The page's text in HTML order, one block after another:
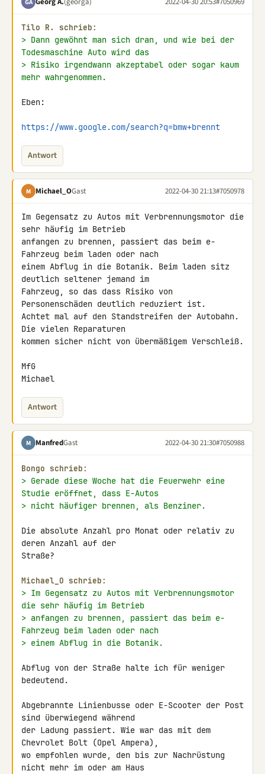
GA
Tilo R. schrieb:
> Dann gewöhnt man sich dran, und wie bei der
Todesmaschine Auto wird das
> Risiko irgendwann akzeptabel oder sogar kaum
mehr wahrgenommen.
Eben:
https://www.google.com/search?q=bmw+brennt
Antwort
M Michael_OGast 2022-04-30 21:13#7050978
Im Gegensatz zu Autos mit Verbrennungsmotor die
sehr häufig im Betrieb
anfangen zu brennen, passiert das beim e-
Fahrzeug beim laden oder nach
einem Abflug in die Botanik. Beim laden sitz
deutlich seltener jemand im
Fahrzeug, so das dass Risiko von
Personenschäden deutlich reduziert ist.
Achtet mal auf den Standstreifen der Autobahn.
Die vielen Reparaturen
kommen sicher nicht von übermäßigem Verschleiß.
MfG
Michael
Antwort
M ManfredGast 2022-04-30 21:30#7050988
Bongo schrieb:
> Gerade diese Woche hat die Feuerwehr eine
Studie eröffnet, dass E-Autos
> nicht häufiger brennen, als Benziner.
Die absolute Anzahl pro Monat oder relativ zu
deren Anzahl auf der
Straße?
Michael_O schrieb:
> Im Gegensatz zu Autos mit Verbrennungsmotor
die sehr häufig im Betrieb
> anfangen zu brennen, passiert das beim e-
Fahrzeug beim laden oder nach
> einem Abflug in die Botanik.
Abflug von der Straße halte ich für weniger
bedeutend.
Abgebrannte Linienbusse oder E-Scooter der Post
sind überwiegend während
der Ladung passiert. Wie war das mit dem
Chevrolet Bolt (Opel Ampera),
wo empfohlen wurde, den bis zur Nachrüstung
nicht mehr im oder am Haus